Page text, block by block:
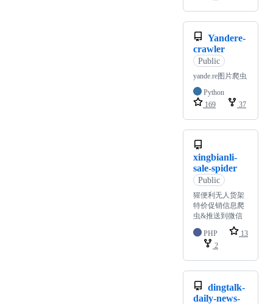
Yandere-
crawler
Public
yande.re图片爬虫
Python
169
37
xingbianli-
sale-spider
Public
猩便利无人货架
特价促销信息爬
虫&推送到微信
PHP
13
2
dingtalk-
daily-news-